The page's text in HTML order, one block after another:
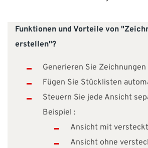
Funktionen und Vorteile von
erstellen"?
Generieren Sie
Fügen Sie Stücklisten
Steuern Sie jede Ansicht
Beispiel :
Ansicht mit
Ansicht ohne